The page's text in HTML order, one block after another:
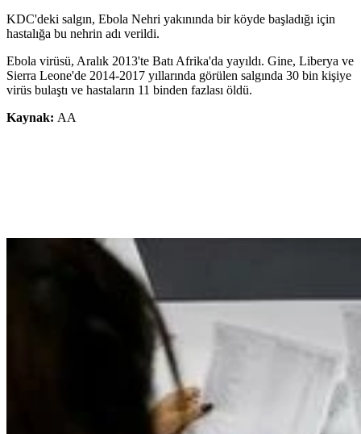
KDC'deki salgın, Ebola Nehri yakınında bir köyde başladığı için
hastalığa bu nehrin adı verildi.
Ebola virüsü, Aralık 2013'te Batı Afrika'da yayıldı. Gine, Liberya ve
Sierra Leone'de 2014-2017 yıllarında görülen salgında 30 bin kişiye
virüs bulaştı ve hastaların 11 binden fazlası öldü.
Kaynak: AA